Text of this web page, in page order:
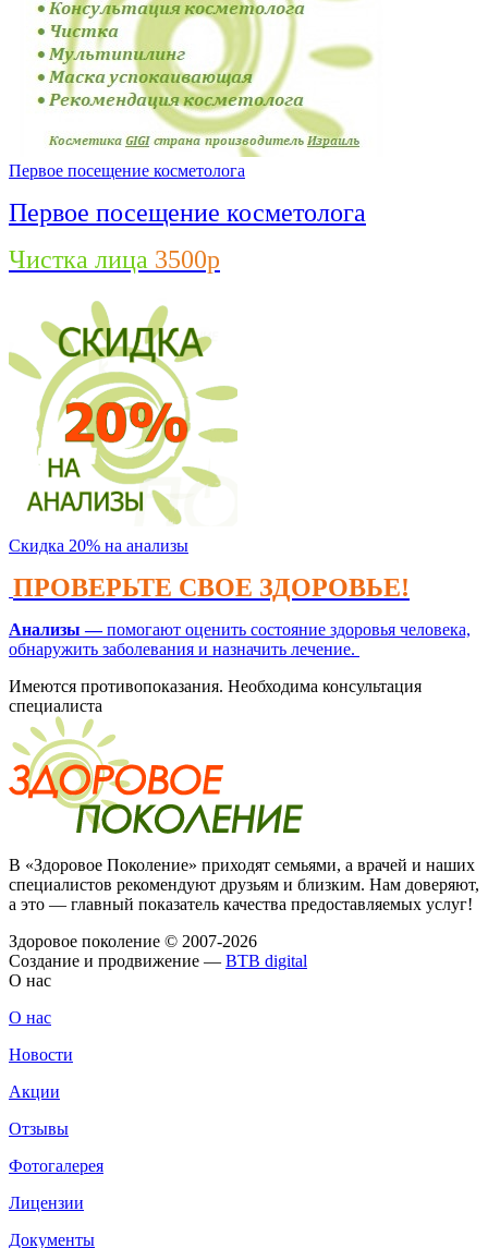
Первое посещение косметолога
Первое посещение косметолога
Чистка лица 3500р
Скидка 20% на анализы
ПРОВЕРЬТЕ СВОЕ ЗДОРОВЬЕ!
Анализы —помогают оценить состояние здоровья человека,
обнаружить заболевания и назначить лечение.
Имеются противопоказания. Необходима консультация
специалиста
В «Здоровое Поколение» приходят семьями, а врачей и наших
специалистов рекомендуют друзьям и близким. Нам доверяют,
а это — главный показатель качества предоставляемых услуг!
Здоровое поколение © 2007-2026
Создание и продвижение — BTB digital
О нас
О нас
Новости
Акции
Отзывы
Фотогалерея
Лицензии
Документы